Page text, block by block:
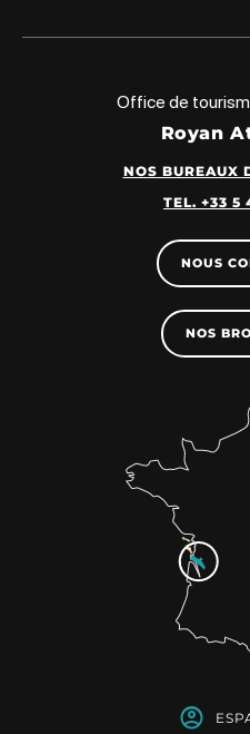
Office de
Royan
NOS BUREAUX
TEL. +33 5
NOUS
NOS